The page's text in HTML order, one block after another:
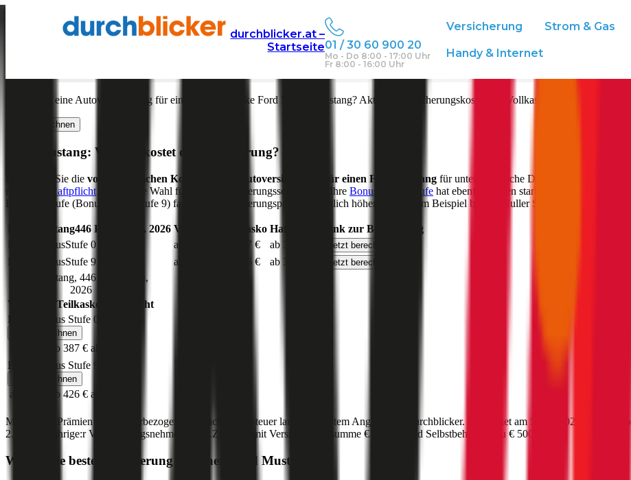
durchblicker.at –
Startseite01 / 30 60 900 20
Mo - Do 8:00 - 17:00 Uhr
Fr 8:00 - 16:00 Uhr
Versicherung Strom & Gas
Handy & Internet
Autoversicherung Ford
in Österreich
Was kostet eine Autoversicherung für ein Auto der Marke Ford Mustang? Aktuelle Versicherungskosten für Vollkasko, Teilkasko und
Jetzt berechnen
Mustang: Wie viel kostet die Versicherung?
Hier sehen Sie die voraussichtlichen Kosten für die Autoversicherung für einen Ford Mustang für unterschiedliche Deckungen. Je nach
Kfz-Haftpflicht die richtige Wahl für Ihren Versicherungsschutz sein. Ihre Bonus-Malus Stufe hat ebenfalls einen starken Einfluss auf die
Einsteigerstufe (Bonus Malus Stufe 9) fallen die Versicherungsprämien deutlich höher aus als zum Beispiel bei der Nuller Stufe.
Mustang446 PS, , 2026 Vollkasko Teilkasko Haftpflicht
Link zur Berechnung
Bonus MalusStufe 0 ab 490 € ab 387 € ab 346 € Jetzt berechnen
Bonus MalusStufe 9 ab 514 € ab 426 € ab 371 € Jetzt berechnen
Mustang, 446
,
2026
Vollkasko
Teilkasko
Haftpflicht
Bonus Malus Stufe 0
Jetzt berechnen
ab 387 € ab 346 €
Bonus Malus Stufe 9
Jetzt berechnen
ab 514 € ab 426 € ab 371 €
Monatliche Prämien inkl. motorbezogener Versicherungssteuer laut günstigstem Angebot auf durchblicker. Berechnet am 5. Juli 2026 für das
2.000
30-jährige:rVersicherungsnehmer:in (PLZ: ) mit Versicherungssumme € 20 Mio und Selbstbehalt bis zu € 500
Was ist die beste Versicherung für einen Ford Mustang